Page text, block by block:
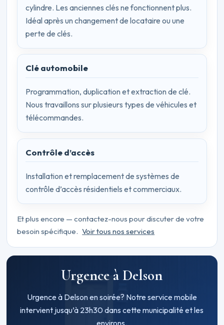
cylindre. Les anciennes clés ne fonctionnent plus.
Idéal après un changement de locataire ou une
perte de clés.
Clé automobile
Programmation, duplication et extraction de clé.
Nous travaillons sur plusieurs types de véhicules et
télécommandes.
Contrôle d’accès
Installation et remplacement de systèmes de
contrôle d’accès résidentiels et commerciaux.
Et plus encore — contactez-nous pour discuter de votre
besoin spécifique. Voir tous nos services
Urgence à Delson
Urgence à Delson en soirée? Notre service mobile
intervient jusqu’à 23h30 dans cette municipalité et les